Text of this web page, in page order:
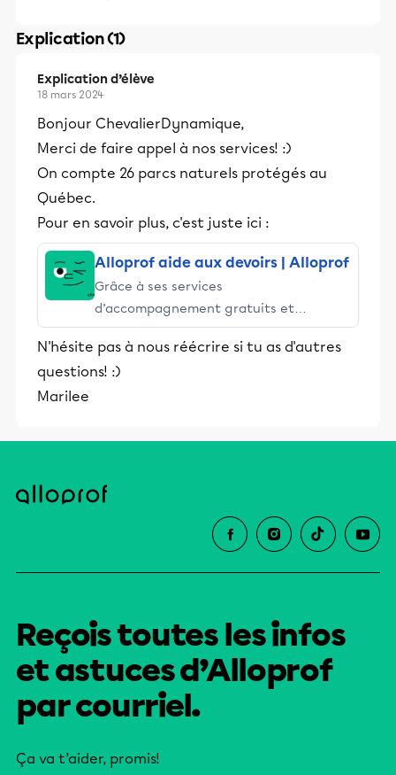
Explication (1)
Explication d’élève
18 mars 2024
Bonjour ChevalierDynamique,
Merci de faire appel à nos services! :)
On compte 26 parcs naturels protégés au
Québec.
Pour en savoir plus, c'est juste ici :
Alloprof aide aux devoirs | Alloprof
Grâce à ses services
d’accompagnement gratuits et
stimulants, Alloprof engage les élèves
et leurs parents dans la réussite
éducative.
N'hésite pas à nous réécrire si tu as d'autres
questions! :)
Marilee
Reçois toutes les infos
et astuces d’Alloprof
par courriel.
Ça va t’aider, promis!